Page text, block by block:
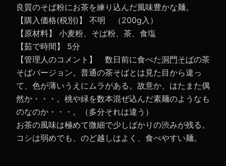
良質のそば粉にお茶を練り込んだ風味豊かな麺。
【購入価格(税別)】 不明 （200g入）
【原材料】 小麦粉、そば粉、茶、食塩
【茹で時間】 5分
【管理人のコメント】 数日前に食べた洞門そばの茶
そばバージョン。普通の茶そばとは見た目から違っ
て、色が薄いうえにムラがある。故意か、はたまた偶
然か・・・。桃や緑を数本混ぜ込んだ素麺のようなも
のなのか・・・。（多分それは違う）
お茶の風味は極めて微細で少しばかりの渋みが残る。
コシは弱めでも、のど越しはよく、食べやすい麺。